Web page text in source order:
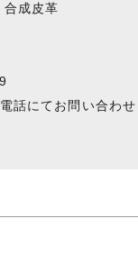
合成皮革
話にてお問い合わ